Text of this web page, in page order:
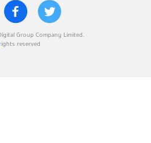
Group Company Limited.
reserved